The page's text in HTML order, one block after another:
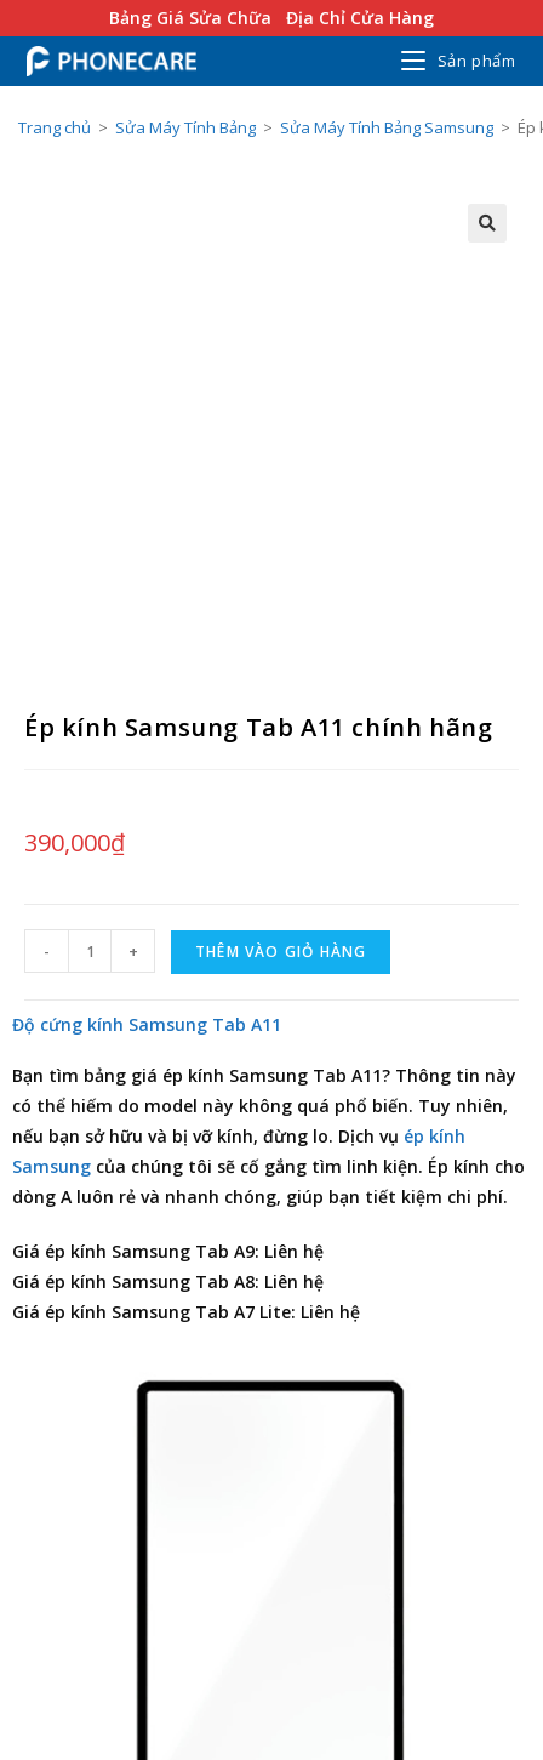
Bảng Giá Sửa Chữa Địa Chỉ Cửa Hàng
Sản phẩm
Trang chủ > Sửa Máy Tính Bảng > Sửa Máy Tính Bảng Samsung > Ép
Ép kính Samsung Tab A11 chính hãng
390,000₫
- + THÊM VÀO GIỎ HÀNG
Độ cứng kính Samsung Tab A11
Bạn tìm bảng giá ép kính Samsung Tab A11? Thông tin này
có thể hiếm do model này không quá phổ biến. Tuy nhiên,
nếu bạn sở hữu và bị vỡ kính, đừng lo. Dịch vụ ép kính
Samsung của chúng tôi sẽ cố gắng tìm linh kiện. Ép kính cho
dòng A luôn rẻ và nhanh chóng, giúp bạn tiết kiệm chi phí.
Giá ép kính Samsung Tab A9: Liên hệ
Giá ép kính Samsung Tab A8: Liên hệ
Giá ép kính Samsung Tab A7 Lite: Liên hệ